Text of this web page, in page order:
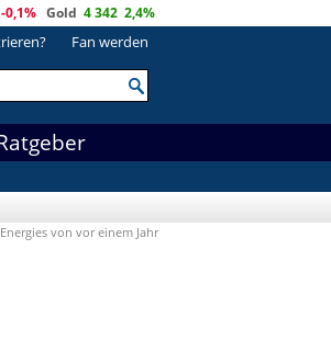
-0,1% Gold 4 342 2,4%
Fan werden
von vor einem Jahr